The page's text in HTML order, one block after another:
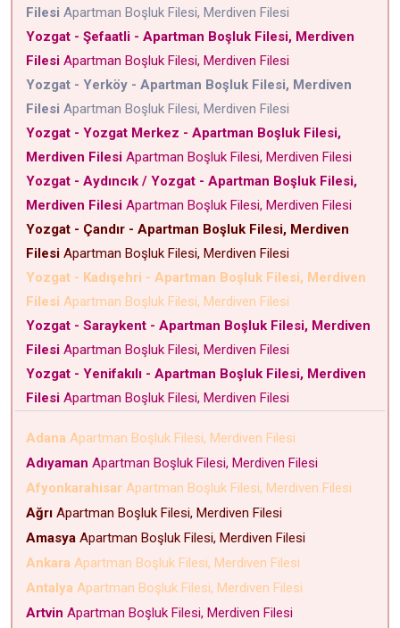
Filesi Apartman Boşluk Filesi, Merdiven Filesi
Yozgat - Şefaatli - Apartman Boşluk Filesi, Merdiven
Filesi Apartman Boşluk Filesi, Merdiven Filesi
Yozgat - Yerköy - Apartman Boşluk Filesi, Merdiven
Filesi Apartman Boşluk Filesi, Merdiven Filesi
Yozgat - Yozgat Merkez - Apartman Boşluk Filesi,
Merdiven Filesi Apartman Boşluk Filesi, Merdiven Filesi
Yozgat - Aydıncık / Yozgat - Apartman Boşluk Filesi,
Merdiven Filesi Apartman Boşluk Filesi, Merdiven Filesi
Yozgat - Çandır - Apartman Boşluk Filesi, Merdiven
Filesi Apartman Boşluk Filesi, Merdiven Filesi
Yozgat - Kadışehri - Apartman Boşluk Filesi, Merdiven
Filesi Apartman Boşluk Filesi, Merdiven Filesi
Yozgat - Saraykent - Apartman Boşluk Filesi, Merdiven
Filesi Apartman Boşluk Filesi, Merdiven Filesi
Yozgat - Yenifakılı - Apartman Boşluk Filesi, Merdiven
Filesi Apartman Boşluk Filesi, Merdiven Filesi
Adana Apartman Boşluk Filesi, Merdiven Filesi
Adıyaman Apartman Boşluk Filesi, Merdiven Filesi
Afyonkarahisar Apartman Boşluk Filesi, Merdiven Filesi
Ağrı Apartman Boşluk Filesi, Merdiven Filesi
Amasya Apartman Boşluk Filesi, Merdiven Filesi
Ankara Apartman Boşluk Filesi, Merdiven Filesi
Antalya Apartman Boşluk Filesi, Merdiven Filesi
Artvin Apartman Boşluk Filesi, Merdiven Filesi